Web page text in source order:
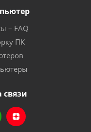
– FAQ
ПК
связи